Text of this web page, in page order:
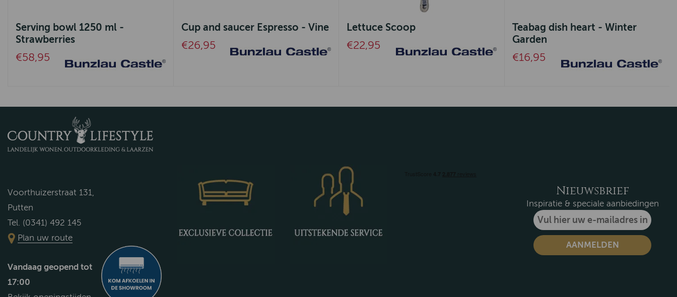
Serving bowl 1250 ml -
Strawberries
€58,95
Cup and saucer Espresso - Vine
€26,95
Lettuce Scoop
€22,95
Teabag dish heart - Winter
Garden
€16,95
Voorthuizerstraat 131,
Putten
Tel. (0341) 492 145
Plan uw route
Vandaag geopend tot
17:00
Nieuwsbrief
Inspiratie & speciale aanbiedingen